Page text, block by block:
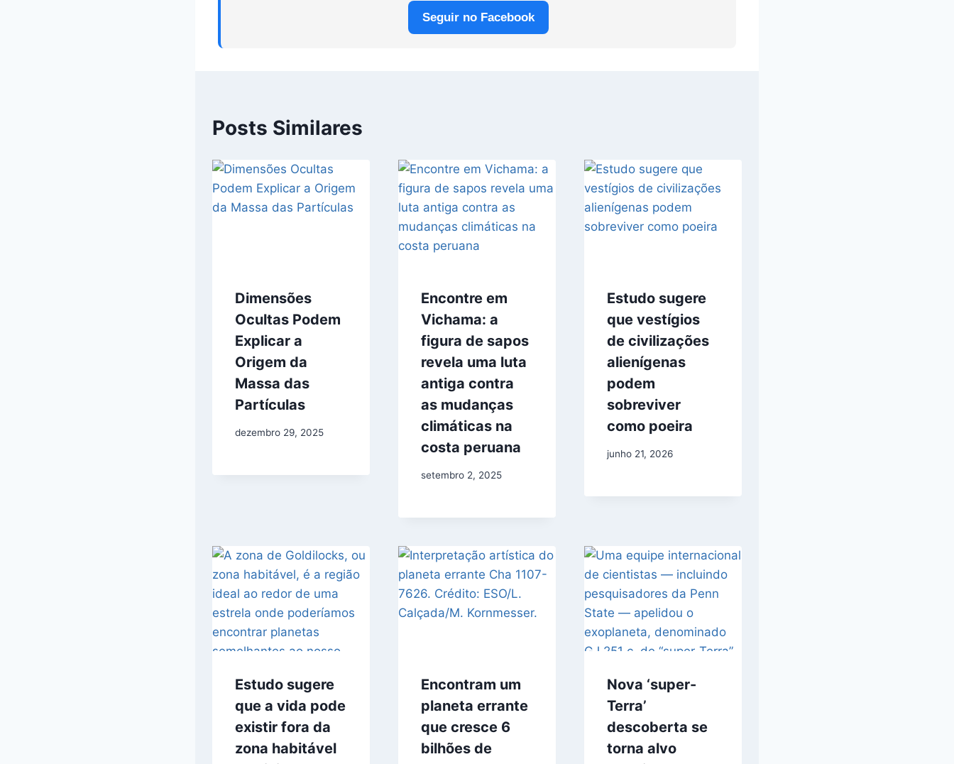
Seguir no Facebook
Posts Similares
Dimensões
Ocultas Podem
Explicar a
Origem da
Massa das
Partículas
dezembro 29, 2025
Encontre em
Vichama: a
figura de sapos
revela uma luta
antiga contra
as mudanças
climáticas na
costa peruana
setembro 2, 2025
Estudo sugere
que vestígios
de civilizações
alienígenas
podem
sobreviver
como poeira
junho 21, 2026
Estudo sugere
que a vida pode
existir fora da
zona habitável
Encontram um
planeta errante
que cresce 6
bilhões de
Nova ‘super-
Terra’
descoberta se
torna alvo